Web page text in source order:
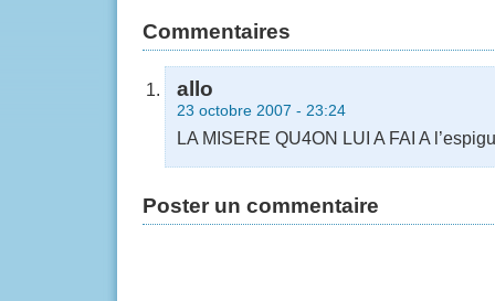
Commentaires
allo
23 octobre 2007 - 23:24
LA MISERE QU4ON LUI A FAI A
Poster un commentaire